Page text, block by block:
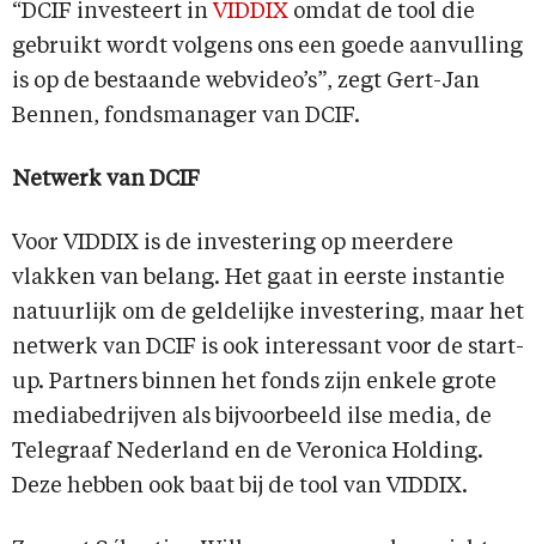
“DCIF investeert in VIDDIX omdat de tool die
gebruikt wordt volgens ons een goede aanvulling
is op de bestaande webvideo’s”, zegt Gert-Jan
Bennen, fondsmanager van DCIF.
Netwerk van DCIF
Voor VIDDIX is de investering op meerdere
vlakken van belang. Het gaat in eerste instantie
natuurlijk om de geldelijke investering, maar het
netwerk van DCIF is ook interessant voor de start-
up. Partners binnen het fonds zijn enkele grote
mediabedrijven als bijvoorbeeld ilse media, de
Telegraaf Nederland en de Veronica Holding.
Deze hebben ook baat bij de tool van VIDDIX.